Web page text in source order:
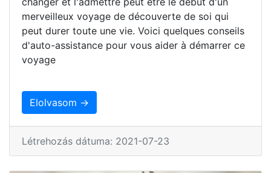
merveilleux voyage de découverte de soi qui
peut durer toute une vie. Voici quelques conseils
d'auto-assistance pour vous aider à démarrer ce
voyage
Elolvasom →
Létrehozás dátuma: 2021-07-23